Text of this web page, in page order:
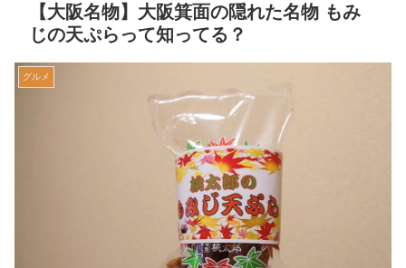
【大阪名物】大阪箕面の隠れた名物 もみ
じの天ぷらって知ってる？
グルメ